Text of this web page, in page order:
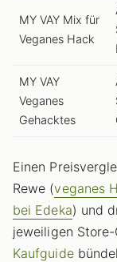
MY VAY Mix für
Veganes Hack
MY VAY
Veganes
Gehacktes
Einen
Rewe (veganes
bei Edeka) und
jeweiligen
Kaufguide